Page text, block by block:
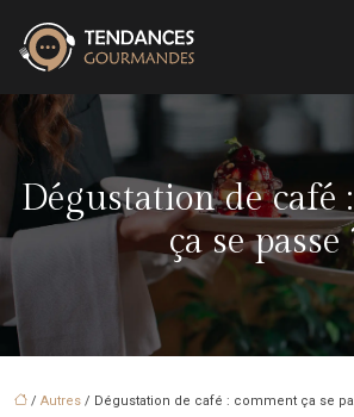
Dégustation de café
ça se passe
/ Autres / Dégustation de café : comment ça se